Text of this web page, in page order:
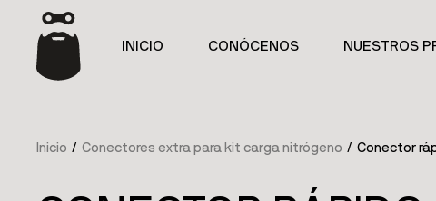
INICIO CONÓCENOS NUESTROS
Inicio /Conectores extra para kit carga nitrógeno / Conector